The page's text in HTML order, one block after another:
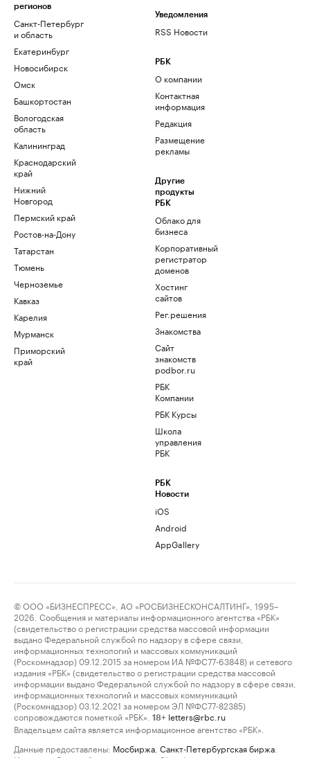
регионов
Санкт-Петербург
и область
Екатеринбург
Новосибирск
Омск
Башкортостан
Вологодская
область
Калининград
Краснодарский
край
Нижний
Новгород
Пермский край
Ростов-на-Дону
Татарстан
Тюмень
Черноземье
Кавказ
Карелия
Мурманск
Приморский
край
Уведомления
RSS Новости
РБК
О компании
Контактная
информация
Редакция
Размещение
рекламы
Другие
продукты
РБК
Облако для
бизнеса
Корпоративный
регистратор
доменов
Хостинг
сайтов
Рег.решения
Знакомства
Сайт
знакомств
podbor.ru
РБК
Компании
РБК Курсы
Школа
управления
РБК
РБК
Новости
iOS
Android
AppGallery
© ООО «БИЗНЕСПРЕСС», АО «РОСБИЗНЕСКОНСАЛТИНГ», 1995–
2026. Сообщения и материалы информационного агентства «РБК»
(свидетельство о регистрации средства массовой информации
выдано Федеральной службой по надзору в сфере связи,
информационных технологий и массовых коммуникаций
(Роскомнадзор) 09.12.2015 за номером ИА №ФС77-63848) и сетевого
издания «РБК» (свидетельство о регистрации средства массовой
информации выдано Федеральной службой по надзору в сфере связи,
информационных технологий и массовых коммуникаций
(Роскомнадзор) 03.12.2021 за номером ЭЛ №ФС77-82385)
сопровождаются пометкой «РБК».
18+ letters@rbc.ru
Владельцем сайта является информационное агентство «РБК».
Данные предоставлены: Мосбиржа Санкт-Петербургская биржа